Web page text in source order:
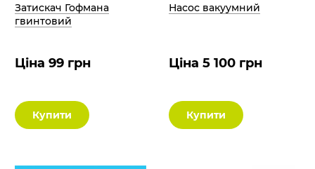
Затискач Гофмана
гвинтовий
Ціна 99 грн
Купити
Насос вакуумний
Ціна 5 100 грн
Купити